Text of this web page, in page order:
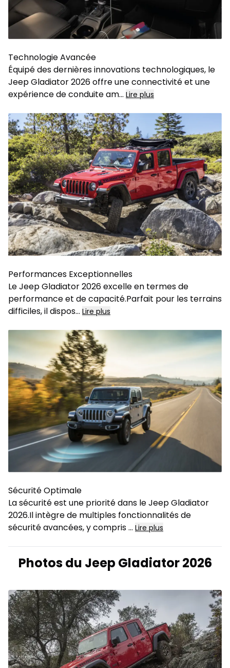
Technologie Avancée
Équipé des dernières innovations technologiques, le
Jeep Gladiator 2026 offre une connectivité et une
expérience de conduite am... Lire plus
Performances Exceptionnelles
Le Jeep Gladiator 2026 excelle en termes de
performance et de capacité.Parfait pour les terrains
difficiles, il dispos... Lire plus
Sécurité Optimale
La sécurité est une priorité dans le Jeep Gladiator
2026.Il intègre de multiples fonctionnalités de
sécurité avancées, y compris... Lire plus
Photos du Jeep Gladiator 2026